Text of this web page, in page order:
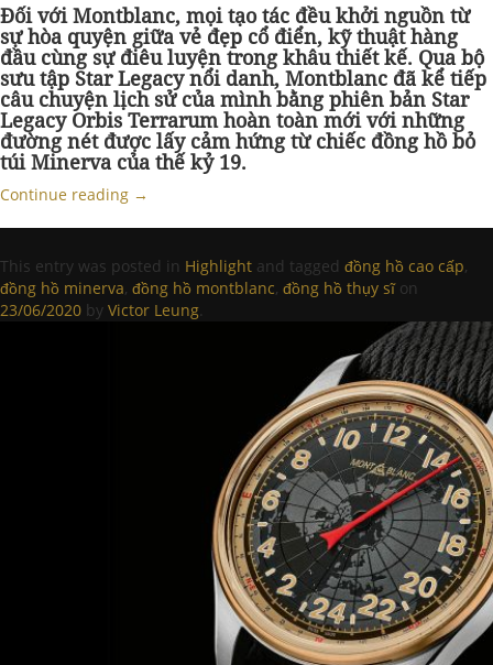
Đối với Montblanc, mọi tạo tác đều khởi nguồn từ
sự hòa quyện giữa vẻ đẹp cổ điển, kỹ thuật hàng
đầu cùng sự điêu luyện trong khâu thiết kế. Qua bộ
sưu tập Star Legacy nổi danh, Montblanc đã kể tiếp
câu chuyện lịch sử của mình bằng phiên bản Star
Legacy Orbis Terrarum hoàn toàn mới với những
đường nét được lấy cảm hứng từ chiếc đồng hồ bỏ
túi Minerva của thế kỷ 19.
Continue reading →
This entry was posted in Highlight and tagged đồng hồ cao cấp,
đồng hồ minerva, đồng hồ montblanc, đồng hồ thụy sĩon
23/06/2020 by Victor Leung.